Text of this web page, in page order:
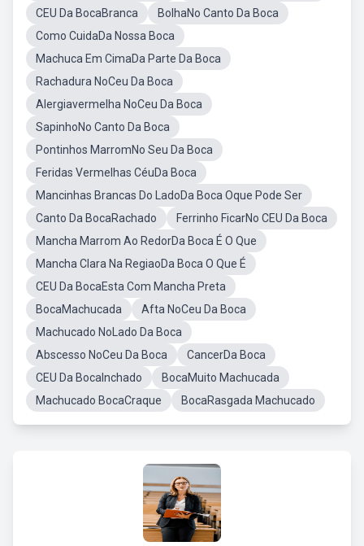
CEU Da BocaBranca
BolhaNo Canto Da Boca
Como CuidaDa Nossa Boca
Machuca Em CimaDa Parte Da Boca
Rachadura NoCeu Da Boca
Alergiavermelha NoCeu Da Boca
SapinhoNo Canto Da Boca
Pontinhos MarromNo Seu Da Boca
Feridas Vermelhas CéuDa Boca
Mancinhas Brancas Do LadoDa Boca Oque Pode Ser
Canto Da BocaRachado
Ferrinho FicarNo CEU Da Boca
Mancha Marrom Ao RedorDa Boca É O Que
Mancha Clara Na RegiaoDa Boca O Que É
CEU Da BocaEsta Com Mancha Preta
BocaMachucada
Afta NoCeu Da Boca
Machucado NoLado Da Boca
Abscesso NoCeu Da Boca
CancerDa Boca
CEU Da BocaInchado
BocaMuito Machucada
Machucado BocaCraque
BocaRasgada Machucado